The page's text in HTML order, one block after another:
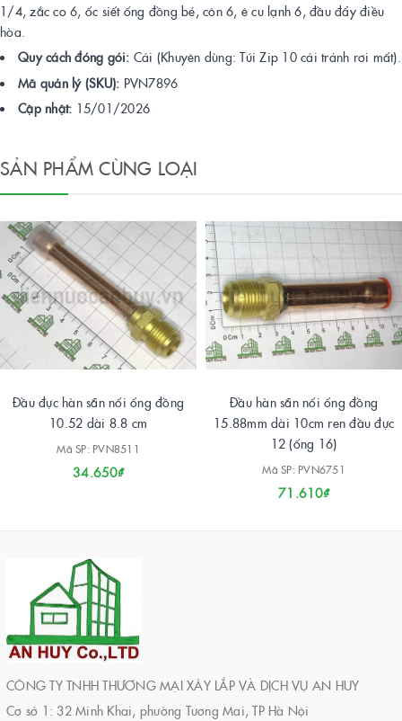
1/4, zắc co 6, ốc siết ống đồng bé, côn 6, ê cu lạnh 6, đầu đẩy điều
hòa.
Quy cách đóng gói: Cái (Khuyên dùng: Túi Zip 10 cái tránh rơi mất).
Mã quản lý (SKU): PVN7896
Cập nhật: 15/01/2026
SẢN PHẨM CÙNG LOẠI
Đầu đực hàn sẵn nối ống đồng
10.52 dài 8.8 cm
Mã SP: PVN8511
34.650₫
Đầu hàn sẵn nối ống đồng
15.88mm dài 10cm ren đầu đực
12 (ống 16)
Mã SP: PVN6751
71.610₫
CÔNG TY TNHH THƯƠNG MẠI XÂY LẮP VÀ DỊCH VỤ AN HUY
Cơ sở 1: 32 Minh Khai, phường Tương Mai, TP Hà Nội